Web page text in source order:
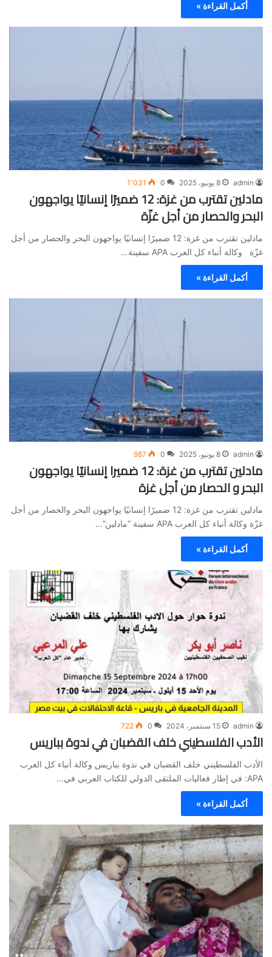
أكمل القراءة »
admin 8 يونيو، 2025 0 1٬031
مادلين تقترب من غزة: 12 ضميرًا إنسانيًا يواجهون
البحر والحصار من أجل غزّة
مادلين تقترب من غزة: 12 ضميرًا إنسانيًا يواجهون البحر والحصار من أجل
غزّة وكالة أنباء كل العرب APA سفينة…
أكمل القراءة »
admin 8 يونيو، 2025 0
987
مادلين تقترب من غزة: 12 ضميرا إنسانيًا يواجهون
البحر و الحصار من أجل غزة
مادلين تقترب من غزة: 12 ضميرًا إنسانيًا يواجهون البحر والحصار من أجل
غزّة وكالة أنباء كل العرب APA سفينة “مادلين”…
أكمل القراءة »
admin 15 سبتمبر، 2024 0
722
الأدب الفلسطيني خلف القضبان في ندوة بباريس
الأدب الفلسطيني خلف القضبان في ندوة بباريس وكالة أنباء كل العرب
APA: في إطار فعاليات الملتقى الدولي للكتاب العربي في…
أكمل القراءة »